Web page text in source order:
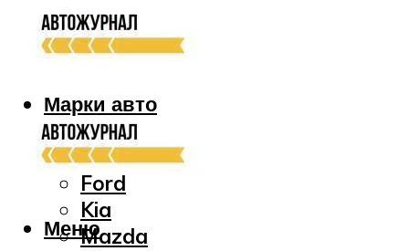
Марки авто
Audi
Bmw
Ford
Kia
Mazda
Меню